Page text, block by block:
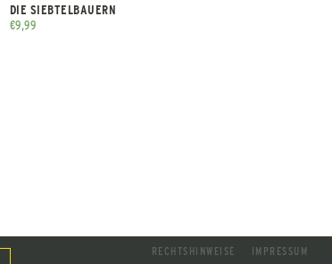
DIE SIEBTELBAUERN
€9,99
RECHTSHINWEISE IMPRESSUM